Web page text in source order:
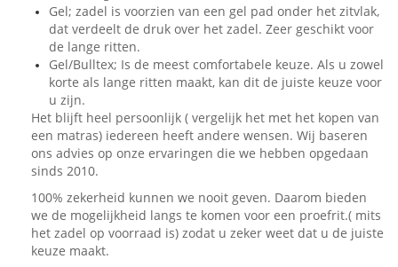
Gel; zadel is voorzien van een gel pad onder het zitvlak,
dat verdeelt de druk over het zadel. Zeer geschikt voor
de lange ritten.
Gel/Bulltex; Is de meest comfortabele keuze. Als u zowel
korte als lange ritten maakt, kan dit de juiste keuze voor
u zijn.
Het blijft heel persoonlijk ( vergelijk het met het kopen van
een matras) iedereen heeft andere wensen. Wij baseren
ons advies op onze ervaringen die we hebben opgedaan
sinds 2010.
100% zekerheid kunnen we nooit geven. Daarom bieden
we de mogelijkheid langs te komen voor een proefrit.( mits
het zadel op voorraad is) zodat u zeker weet dat u de juiste
keuze maakt.